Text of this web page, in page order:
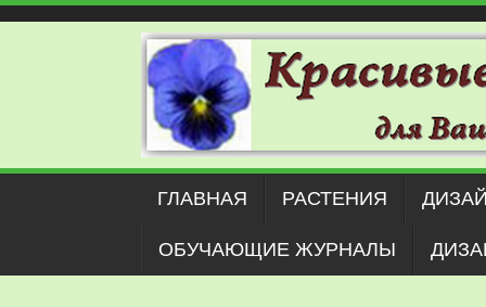
Наверх
ГЛАВНАЯ РАСТЕНИЯ
ОБУЧАЮЩИЕ ЖУРНАЛЫ